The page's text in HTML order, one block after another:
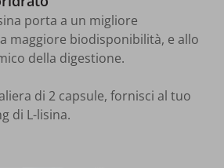
porta a un migliore
maggiore biodisponibilità, e allo
della digestione.
di 2 capsule, fornisci al tuo
di L-lisina.